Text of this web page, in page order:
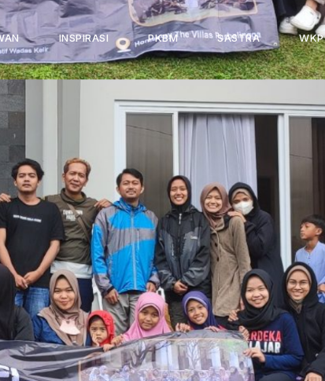
INSPIRASI PKBM SASTRA WKP